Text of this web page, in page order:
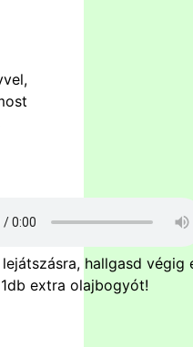
hallgasd végig
extra olajbogyót!